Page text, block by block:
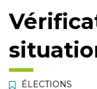
ÉLECTIONS